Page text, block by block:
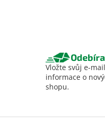
Vložte svůj e-
informace o
shopu.